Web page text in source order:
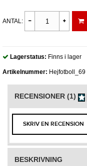
ANTAL:
Lagerstatus: Finns i lager
Artikelnummer: Hejfotboll_69
RECENSIONER (1)
SKRIV EN RECENSION
BESKRIVNING